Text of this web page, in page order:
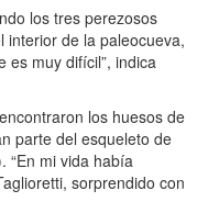
los tres perezosos
de la paleocueva,
es muy difícil”, indica
los huesos de
parte del esqueleto de
“En mi vida había
sorprendido con